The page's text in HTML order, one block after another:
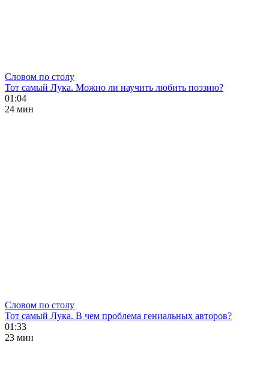
Словом по столу
Тот самый Лука. Можно ли научить любить поэзию?
01:04
24 мин
Словом по столу
Тот самый Лука. В чем проблема гениальных авторов?
01:33
23 мин